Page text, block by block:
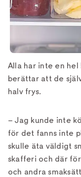
Alla har inte en
berättar att de
halv frys.
– Jag kunde inte
för det fanns inte
skulle äta väldigt
skafferi och där
och andra